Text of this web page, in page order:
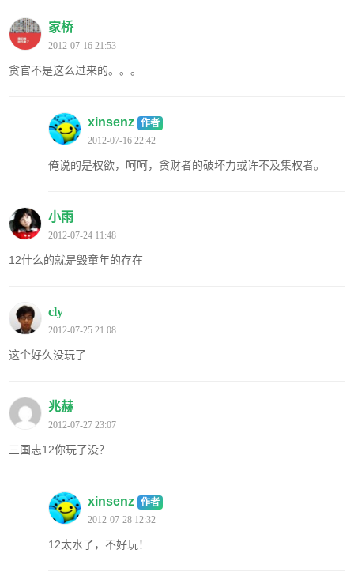
家桥
2012-07-16 21:53
贪官不是这么过来的。。。
xinsenz 作者
2012-07-16 22:42
俺说的是权欲，呵呵，贪财者的破坏力或许不及集权者。
小雨
2012-07-24 11:48
12什么的就是毁童年的存在
cly
2012-07-25 21:08
这个好久没玩了
兆赫
2012-07-27 23:07
三国志12你玩了没？
xinsenz 作者
2012-07-28 12:32
12太水了，不好玩！